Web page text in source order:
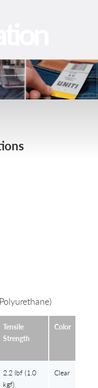
Tensile
Strength
Color
2.2 lbf (1.0
kgf)
Clear